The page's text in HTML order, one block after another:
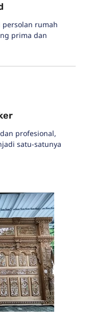
persolan rumah
prima dan
profesional,
satu-satunya